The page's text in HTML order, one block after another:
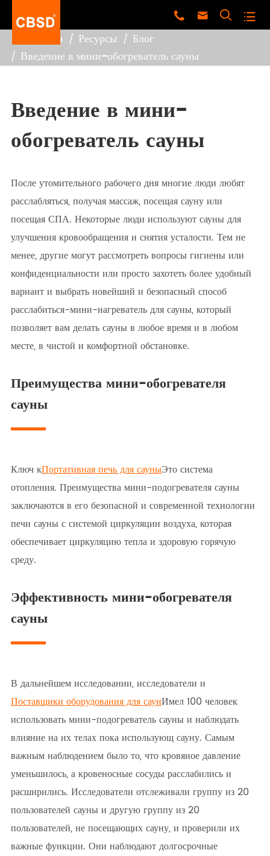
   
Главная Ресурсы
Блог
Введение в мини-обогреватель сауны
Введение в мини-
обогреватель сауны
После утомительного рабочего дня многие люди любят
расслабляться, получая массаж, посещая сауну или
посещая СПА. Некоторые люди используют сауны для
улучшения кровообращения и снятия усталости. Тем не
менее, другие могут рассмотреть вопросы гигиены или
конфиденциальности или просто захотеть более удобный
вариант и выбрать новейший и безопасный способ
расслабиться-мини-нагреватель для сауны, который
позволяет вам делать сауны в любое время и в любом
месте, в чистой и комфортной обстановке.
Преимущества мини-обогревателя
сауны
Ключ кПортативная печь для сауныЭто система
отопления. Преимущества мини-подогревателя сауны
заключаются в его безопасной и современной технологии
печи сауны с системой циркуляции воздуха, которая
обеспечивает циркуляцию тепла и здоровую горячую
среду.
Эффективность мини-обогревателя
сауны
В дальнейшем исследовании, исследователи и
Поставщики оборудования для саунИмел 100 человек
использовать мини-подогреватель сауны и наблюдать
влияние на их телах пока использующ сауну. Самым
важным наблюдением было то, что кровяное давление
уменьшилось, а кровеносные сосуды расслабились и
расширились. Исследователи отслеживали группу из 20
пользователей сауны и другую группу из 20
пользователей, не посещающих сауну, и проверили их
важные функции. Они наблюдают долгосрочные